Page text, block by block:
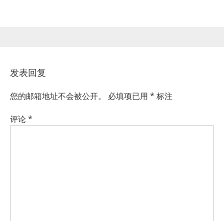
发表回复
您的邮箱地址不会被公开。 必填项已用 * 标注
评论*